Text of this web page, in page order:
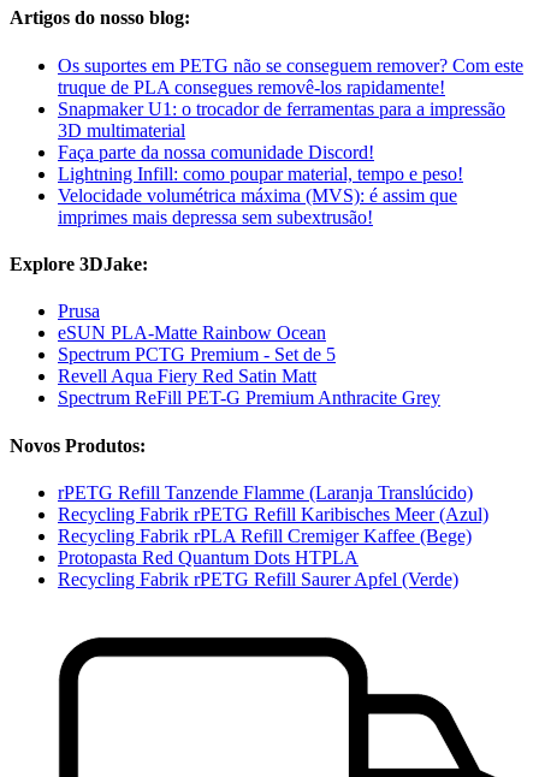
Artigos do nosso blog:
Os suportes em PETG não se conseguem remover? Com este
truque de PLA consegues removê-los rapidamente!
Snapmaker U1: o trocador de ferramentas para a impressão
3D multimaterial
Faça parte da nossa comunidade Discord!
Lightning Infill: como poupar material, tempo e peso!
Velocidade volumétrica máxima (MVS): é assim que
imprimes mais depressa sem subextrusão!
Explore 3DJake:
Prusa
eSUN PLA-Matte Rainbow Ocean
Spectrum PCTG Premium - Set de 5
Revell Aqua Fiery Red Satin Matt
Spectrum ReFill PET-G Premium Anthracite Grey
Novos Produtos:
rPETG Refill Tanzende Flamme (Laranja Translúcido)
Recycling Fabrik rPETG Refill Karibisches Meer (Azul)
Recycling Fabrik rPLA Refill Cremiger Kaffee (Bege)
Protopasta Red Quantum Dots HTPLA
Recycling Fabrik rPETG Refill Saurer Apfel (Verde)